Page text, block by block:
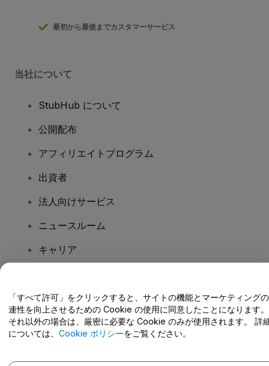
最初から最後までカスタマーサービス
当社について
StubHub について
公開配布
アフィリエイトプログラム
出資者
法人向けサービス
ニュースルーム
キャリア
ご質問はありますか?
ヘルプセンター / こちらまでご連絡下さい
「すべて許可」をクリックすると、サイトの機能とマーケティング
連性を向上させるための Cookie の使用に同意したことになります。
それ以外の場合は、厳密に必要な Cookie のみが使用されます。 詳
については、 Cookie ポリシーをご覧ください。